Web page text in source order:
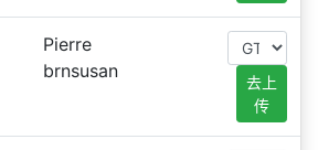
Pierre
brnsusan
去上
传